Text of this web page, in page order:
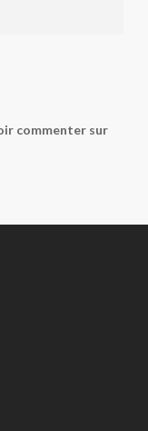
commenter sur